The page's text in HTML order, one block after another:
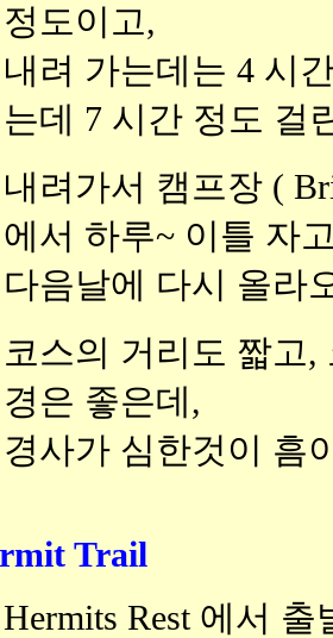
정도이고,
내려 가는데는 4 시
는데 7 시간 정도 걸
내려가서 캠프장 (
에서 하루~ 이틀 자
다음날에 다시 올라
코스의 거리도 짧고
경은 좋은데,
경사가 심한것이 흠
Trail
Hermits Rest 에서